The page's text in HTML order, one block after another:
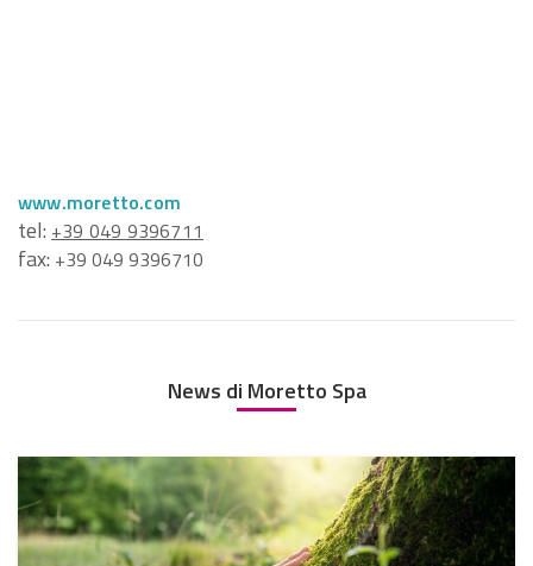
www.moretto.com
tel: +39 049 9396711
fax: +39 049 9396710
News di Moretto Spa